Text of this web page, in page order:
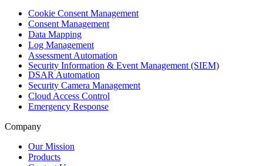
Cookie Consent Management
Consent Management
Data Mapping
Log Management
Assessment Automation
Security Information & Event Management (SIEM)
DSAR Automation
Security Camera Management
Cloud Access Control
Emergency Response
Company
Our Mission
Products